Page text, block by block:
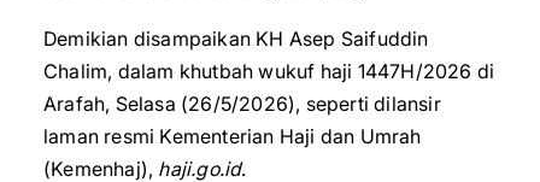
Demikian disampaikan KH Asep Saifuddin
Chalim, dalam khutbah wukuf haji 1447H/2026 di
Arafah, Selasa (26/5/2026), seperti dilansir
laman resmi Kementerian Haji dan Umrah
(Kemenhaj), haji.go.id.